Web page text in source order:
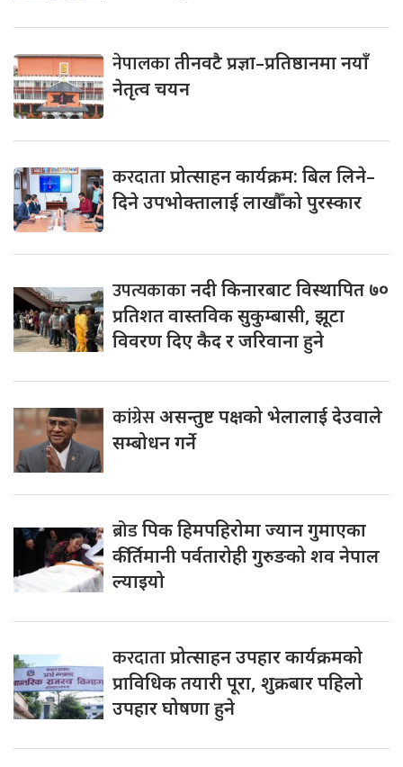
नेपालकातीनवटै प्रज्ञा–प्रतिष्ठानमा नयाँ
नेतृत्व चयन
करदाताप्रोत्साहन कार्यक्रम: बिल लिने–
दिने उपभोक्तालाई लाखौँको पुरस्कार
उपत्यकाकानदी किनारबाट विस्थापित ७०
प्रतिशत वास्तविक सुकुम्बासी, झूटा
विवरण दिए कैद र जरिवाना हुने
कांग्रेसअसन्तुष्ट पक्षको भेलालाई देउवाले
सम्बोधन गर्ने
ब्रोडपिक हिमपहिरोमा ज्यान गुमाएका
कीर्तिमानी पर्वतारोही गुरुङको शव नेपाल
ल्याइयो
करदाताप्रोत्साहन उपहार कार्यक्रमको
प्राविधिक तयारी पूरा, शुक्रबार पहिलो
उपहार घोषणा हुने